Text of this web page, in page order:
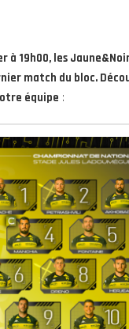
à 19h00, les
match du bloc.
équipe :